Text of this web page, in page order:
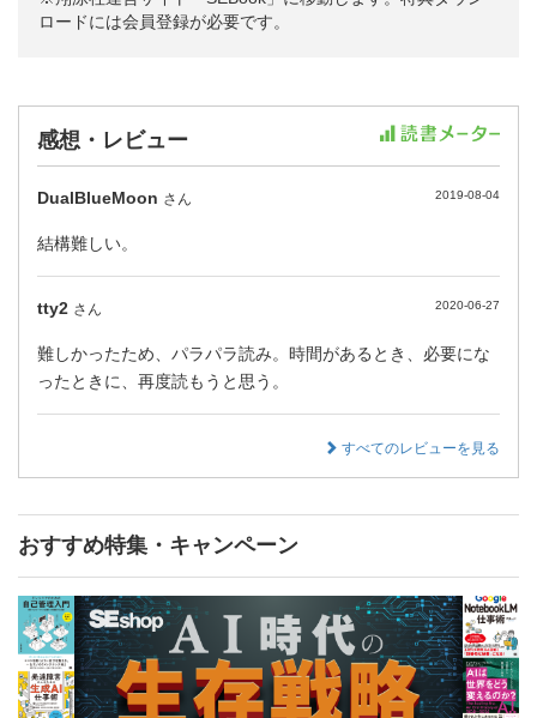
ロードには会員登録が必要です。
感想・レビュー
DualBlueMoon さん 2019-08-04
結構難しい。
tty2 さん 2020-06-27
難しかったため、パラパラ読み。時間があるとき、必要にな
ったときに、再度読もうと思う。
すべてのレビューを見る
おすすめ特集・キャンペーン